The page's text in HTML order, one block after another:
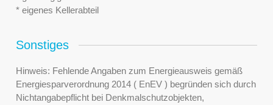
* eigenes Kellerabteil
Sonstiges
Hinweis: Fehlende Angaben zum Energieausweis gemäß
Energiesparverordnung 2014 ( EnEV ) begründen sich durch
Nichtangabepflicht bei Denkmalschutzobjekten,